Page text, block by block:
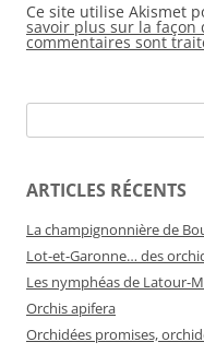
Ce site utilise Akismet
savoir plus sur la façon
commentaires sont
ARTICLES RÉCENTS
La champignonnière de
Lot-et-Garonne… des
Les nymphéas de Latour-
Orchis apifera
Orchidées promises,